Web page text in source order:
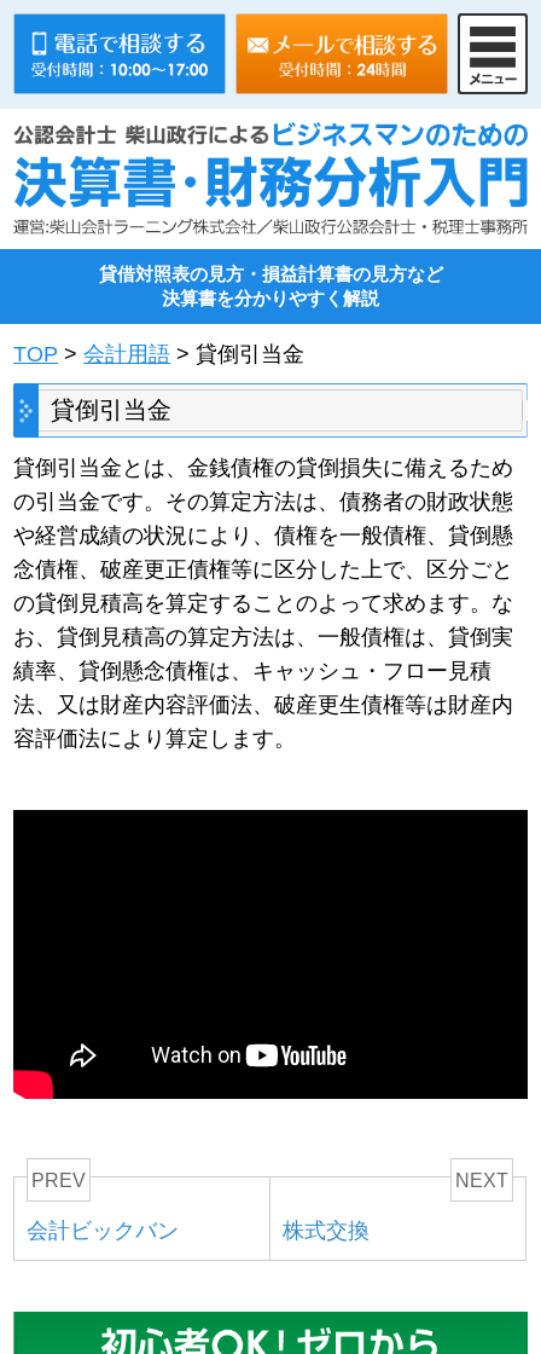
貸借対照表の見方・損益計算書の見方など
決算書を分かりやすく解説
TOP >会計用語 > 貸倒引当金
貸倒引当金
貸倒引当金とは、金銭債権の貸倒損失に備えるため
の引当金です。その算定方法は、債務者の財政状態
や経営成績の状況により、債権を一般債権、貸倒懸
念債権、破産更正債権等に区分した上で、区分ごと
の貸倒見積高を算定することのよって求めます。な
お、貸倒見積高の算定方法は、一般債権は、貸倒実
績率、貸倒懸念債権は、キャッシュ・フロー見積
法、又は財産内容評価法、破産更生債権等は財産内
容評価法により算定します。
PREV
会計ビックバン
NEXT
株式交換